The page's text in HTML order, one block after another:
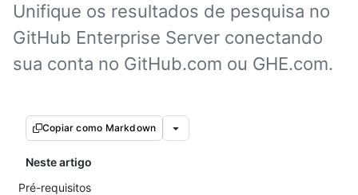
Unifique os resultados de pesquisa no
GitHub Enterprise Server conectando
sua conta no GitHub.com ou GHE.com.
Copiar como Markdown
Neste artigo
Pré-requisitos